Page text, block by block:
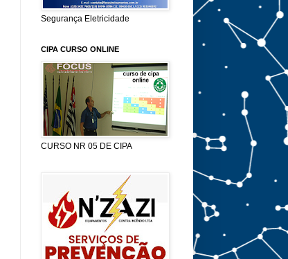
Segurança Eletricidade
CIPA CURSO ONLINE
CURSO NR 05 DE CIPA